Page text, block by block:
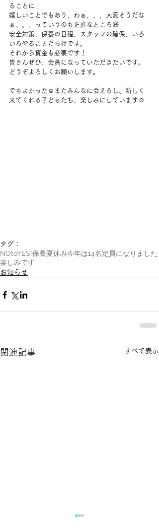
ることに！
嬉しいことでもあり、わぁ、、、大変そうだな
ぁ、、、っていうのも正直なところ😆
安全対策、保養の日程、スタッフの確保、いろ
いろやることだらけです。
それから資金も必要です！
皆さんぜひ、会員になっていただきたいです。
どうぞよろしくお願いします。
でもよかった☺️またみんなに会えるし、新しく
来てくれる子どもたち、楽しみにしています☺️
タグ：
NOtoYES!保養夏休み今年は14名定員になりました
楽しみです
お知らせ
関連記事 すべて表示